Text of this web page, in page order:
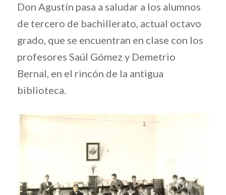
Don Agustín pasa a saludar a los alumnos
de tercero de bachillerato, actual octavo
grado, que se encuentran en clase con los
profesores Saúl Gómez y Demetrio
Bernal, en el rincón de la antigua
biblioteca.